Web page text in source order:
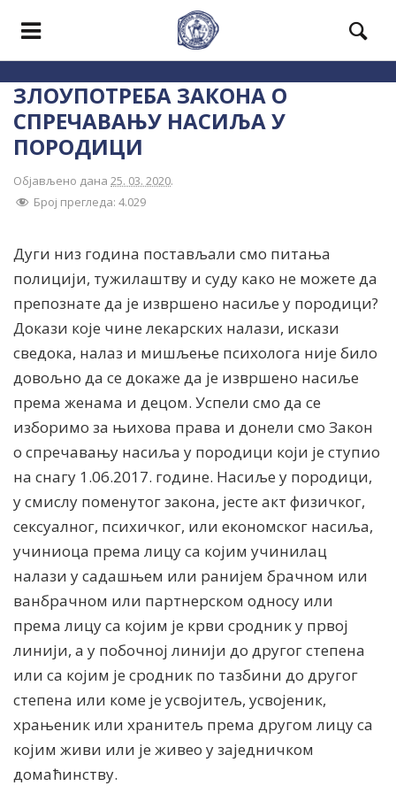
ЗЛОУПОТРЕБА ЗАКОНА О
СПРЕЧАВАЊУ НАСИЉА У
ПОРОДИЦИ
Објављено дана 25. 03. 2020.
Број прегледа: 4.029
Дуги низ година постављали смо питања
полицији, тужилаштву и суду како не можете да
препознате да је извршено насиље у породици?
Докази које чине лекарских налази, искази
сведока, налаз и мишљење психолога није било
довољно да се докаже да је извршено насиље
према женама и децом. Успели смо да се
изборимо за њихова права и донели смо Закон
о спречавању насиља у породици који је ступио
на снагу 1.06.2017. године. Насиље у породици,
у смислу поменутог закона, јесте акт физичког,
сексуалног, психичког, или економског насиља,
учиниоца према лицу са којим учинилац
налази у садашњем или ранијем брачном или
ванбрачном или партнерском односу или
према лицу са којим је крви сродник у првој
линији, а у побочној линији до другог степена
или са којим је сродник по тазбини до другог
степена или коме је усвојитељ, усвојеник,
храњеник или хранитељ према другом лицу са
којим живи или је живео у заједничком
домаћинству.